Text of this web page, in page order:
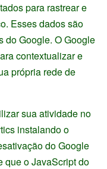
para rastrear e
Esses dados são
do Google. O Google
contextualizar e
própria rede de
sua atividade no
instalando o
do Google
que o JavaScript do